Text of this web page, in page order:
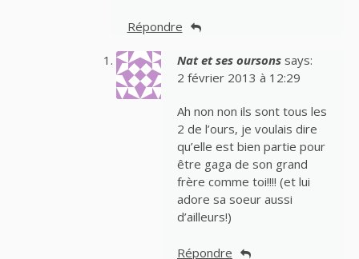
Répondre
Nat et ses oursons says:
2 février 2013 à 12:29
Ah non non ils sont tous les
2 de l’ours, je voulais dire
qu’elle est bien partie pour
être gaga de son grand
frère comme toi!!!! (et lui
adore sa soeur aussi
d’ailleurs!)
Répondre